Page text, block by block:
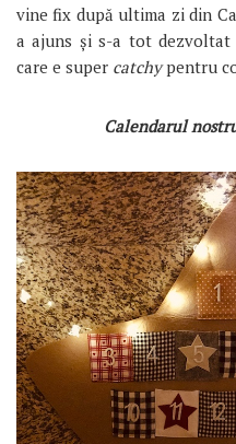
vine fix după ultima zi din
a ajuns și s-a tot
care e super catchypentru
Calendarul